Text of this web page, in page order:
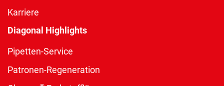
Karriere
Diagonal Highlights
Pipetten-Service
Patronen-Regeneration